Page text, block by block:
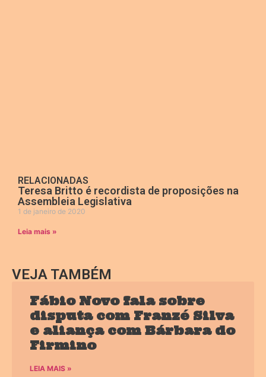
RELACIONADAS
Teresa Britto é recordista de proposições na
Assembleia Legislativa
1 de janeiro de 2020
Leia mais »
VEJA TAMBÉM
Fábio Novo fala sobre
disputa com Franzé Silva
e aliança com Bárbara do
Firmino
LEIA MAIS »